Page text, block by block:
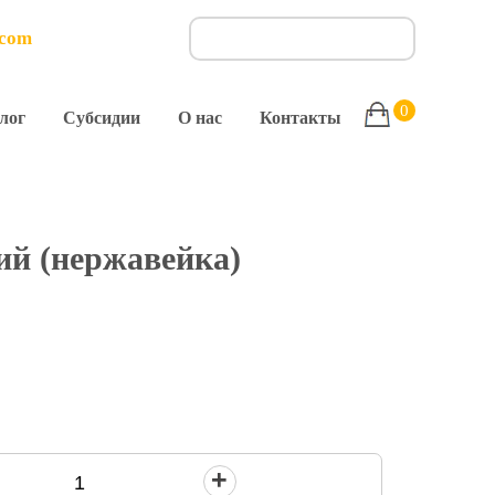
Субсидии О нас Контакты 0
(нержавейка)